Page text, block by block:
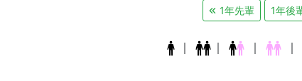
1年先輩 1年後
｜ ｜ ｜ ｜